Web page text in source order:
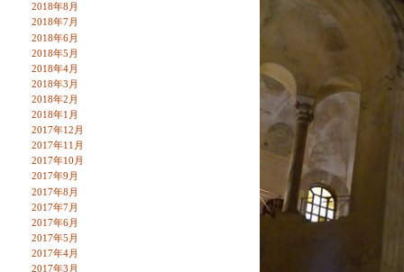
2018年8月
2018年7月
2018年6月
2018年5月
2018年4月
2018年3月
2018年2月
2018年1月
2017年12月
2017年11月
2017年10月
2017年9月
2017年8月
2017年7月
2017年6月
2017年5月
2017年4月
2017年3月